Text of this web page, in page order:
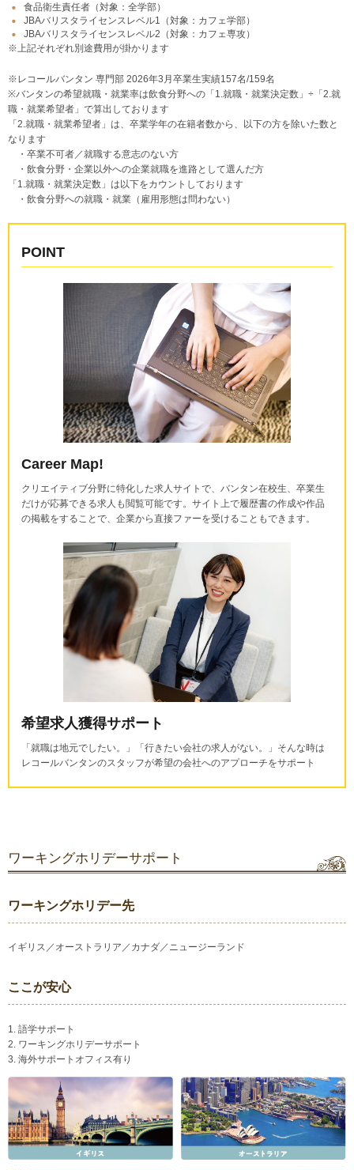
食品衛生責任者（対象：全学部）
JBAバリスタライセンスレベル1（対象：カフェ学部）
JBAバリスタライセンスレベル2（対象：カフェ専攻）
※上記それぞれ別途費用が掛かります
※レコールバンタン 専門部 2026年3月卒業生実績157名/159名
※バンタンの希望就職・就業率は飲食分野への「1.就職・就業決定数」÷「2.就
職・就業希望者」で算出しております
「2.就職・就業希望者」は、卒業学年の在籍者数から、以下の方を除いた数と
なります
・卒業不可者／就職する意志のない方
・飲食分野・企業以外への企業就職を進路として選んだ方
「1.就職・就業決定数」は以下をカウントしております
・飲食分野への就職・就業（雇用形態は問わない）
POINT
Career Map!
クリエイティブ分野に特化した求人サイトで、バンタン在校生、卒業生
だけが応募できる求人も閲覧可能です。サイト上で履歴書の作成や作品
の掲載をすることで、企業から直接ファーを受けることもできます。
希望求人獲得サポート
「就職は地元でしたい。」「行きたい会社の求人がない。」そんな時は
レコールバンタンのスタッフが希望の会社へのアプローチをサポート
ワーキングホリデーサポート
ワーキングホリデー先
イギリス／オーストラリア／カナダ／ニュージーランド
ここが安心
1. 語学サポート
2. ワーキングホリデーサポート
3. 海外サポートオフィス有り